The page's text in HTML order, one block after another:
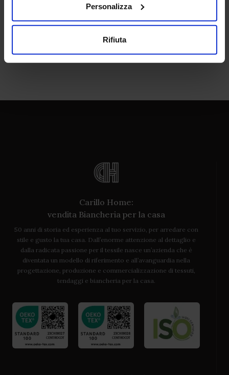
Personalizza
Rifiuta
Carillo Home:
vendita Biancheria per la casa
50 anni di storia ed esperienza al tuo servizio, per arredare con
stile e gusto la tua casa. Dall’enorme attenzione al dettaglio e
dalla radicata passione per il tessile nasce un’azienda che è
diventata un modello di riferimento e all’avanguardia nella
progettazione, produzione e commercializzazione di tessuti,
tendaggi e biancheria per la casa.